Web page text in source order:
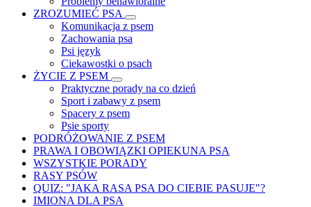
ZROZUMIEĆ PSA
Komunikacja z psem
Zachowania psa
Psi język
Ciekawostki o psach
ŻYCIE Z PSEM
Praktyczne porady na co dzień
Sport i zabawy z psem
Spacery z psem
Psie sporty
PODRÓŻOWANIE Z PSEM
PRAWA I OBOWIĄZKI OPIEKUNA PSA
WSZYSTKIE PORADY
RASY PSÓW
QUIZ: "JAKA RASA PSA DO CIEBIE PASUJE"?
IMIONA DLA PSA